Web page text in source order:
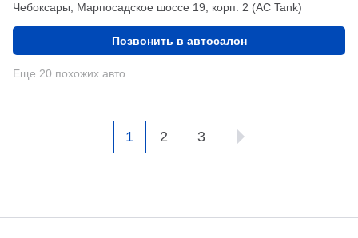
Чебоксары, Марпосадское шоссе 19, корп. 2 (АС Tank)
Позвонить в автосалон
Еще 20 похожих авто
1 2 3